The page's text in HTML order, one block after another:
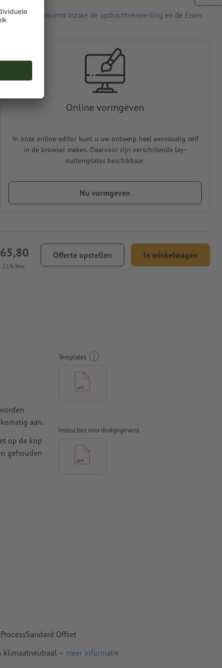
deOvereenkomst inzake de opdrachtverwerking en de Eisen
Online vormgeven
In onze online-editor kunt u uw ontwerp heel eenvoudig zelf
in de browser maken. Daarvoor zijn verschillende lay-
outtemplates beschikbaar.
Nu vormgeven
21% btw
Offerte opstellen In winkelwagen
aan.
op de kop
gehouden
minste
Templates
Instructies voor drukgegevens
Offset
klimaatneutraal – meer informatie